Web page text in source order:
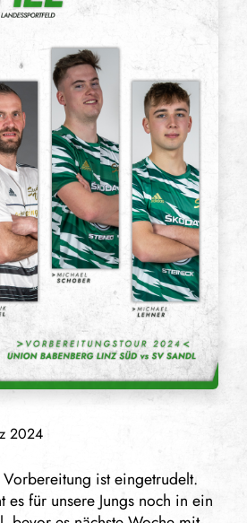
2024
ist eingetrudelt.
es für unsere Jungs noch in ein